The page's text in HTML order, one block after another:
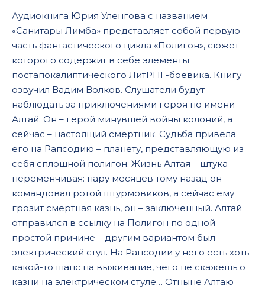
Аудиокнига Юрия Уленгова с названием
«Санитары Лимба» представляет собой первую
часть фантастического цикла «Полигон», сюжет
которого содержит в себе элементы
постапокалиптического ЛитРПГ-боевика. Книгу
озвучил Вадим Волков. Слушатели будут
наблюдать за приключениями героя по имени
Алтай. Он – герой минувшей войны колоний, а
сейчас – настоящий смертник. Судьба привела
его на Рапсодию – планету, представляющую из
себя сплошной полигон. Жизнь Алтая – штука
переменчивая: пару месяцев тому назад он
командовал ротой штурмовиков, а сейчас ему
грозит смертная казнь, он – заключенный. Алтай
отправился в ссылку на Полигон по одной
простой причине – другим вариантом был
электрический стул. На Рапсодии у него есть хоть
какой-то шанс на выживание, чего не скажешь о
казни на электрическом стуле… Отныне Алтаю